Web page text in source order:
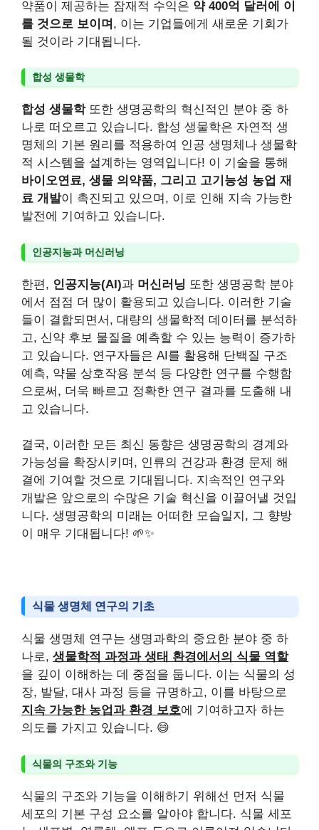
약품이 제공하는 잠재적 수익은 약 400억 달러에 이
를 것으로 보이며 , 이는 기업들에게 새로운 기회가
될 것이라 기대됩니다.
합성 생물학
합성 생물학또한 생명공학의 혁신적인 분야 중 하
나로 떠오르고 있습니다. 합성 생물학은 자연적 생
명체의 기본 원리를 적용하여 인공 생명체나 생물학
적 시스템을 설계하는 영역입니다! 이 기술을 통해
바이오연료, 생물 의약품, 그리고 고기능성 농업 재
료 개발이 촉진되고 있으며, 이로 인해 지속 가능한
발전에 기여하고 있습니다.
인공지능과 머신러닝
한편, 인공지능(AI)과 머신러닝 또한 생명공학 분야
에서 점점 더 많이 활용되고 있습니다. 이러한 기술
들이 결합되면서, 대량의 생물학적 데이터를 분석하
고, 신약 후보 물질을 예측할 수 있는 능력이 증가하
고 있습니다. 연구자들은 AI를 활용해 단백질 구조
예측, 약물 상호작용 분석 등 다양한 연구를 수행함
으로써, 더욱 빠르고 정확한 연구 결과를 도출해 내
고 있습니다.
결국, 이러한 모든 최신 동향은 생명공학의 경계와
가능성을 확장시키며, 인류의 건강과 환경 문제 해
결에 기여할 것으로 기대됩니다. 지속적인 연구와
개발은 앞으로의 수많은 기술 혁신을 이끌어낼 것입
니다. 생명공학의 미래는 어떠한 모습일지, 그 향방
이 매우 기대됩니다! 🌱✨
식물 생명체 연구의 기초
식물 생명체 연구는 생명과학의 중요한 분야 중 하
나로, 생물학적 과정과 생태 환경에서의 식물 역할
을 깊이 이해하는 데 중점을 둡니다. 이는 식물의 성
장, 발달, 대사 과정 등을 규명하고, 이를 바탕으로
지속 가능한 농업과 환경 보호에 기여하고자 하는
의도를 가지고 있습니다. 😄
식물의 구조와 기능
식물의 구조와 기능을 이해하기 위해선 먼저 식물
세포의 기본 구성 요소를 알아야 합니다. 식물 세포